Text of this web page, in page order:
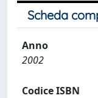
Scheda
Anno
2002
Codice ISBN